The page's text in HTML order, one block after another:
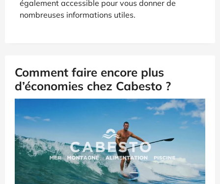
également accessible pour vous donner de
nombreuses informations utiles.
Comment faire encore plus
d’économies chez Cabesto ?